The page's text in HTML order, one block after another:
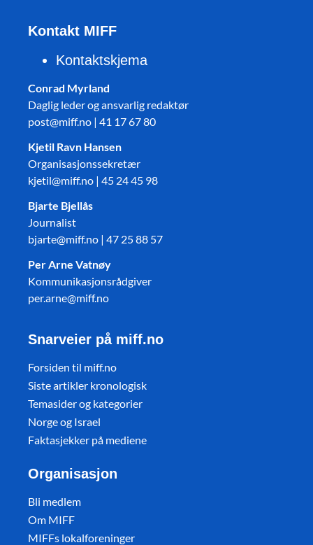
Kontakt MIFF
Kontaktskjema
Conrad Myrland
Daglig leder og ansvarlig redaktør
post@miff.no | 41 17 67 80
Kjetil Ravn Hansen
Organisasjonssekretær
kjetil@miff.no | 45 24 45 98
Bjarte Bjellås
Journalist
bjarte@miff.no | 47 25 88 57
Per Arne Vatnøy
Kommunikasjonsrådgiver
per.arne@miff.no
Snarveier på miff.no
Forsiden til miff.no
Siste artikler kronologisk
Temasider og kategorier
Norge og Israel
Faktasjekker på mediene
Organisasjon
Bli medlem
Om MIFF
MIFFs lokalforeninger